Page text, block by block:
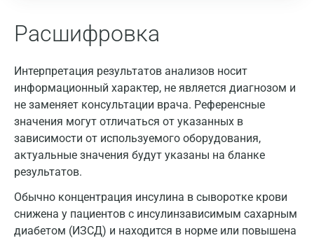
Расшифровка
Интерпретация результатов анализов носит
информационный характер, не является диагнозом и
не заменяет консультации врача. Референсные
значения могут отличаться от указанных в
зависимости от используемого оборудования,
актуальные значения будут указаны на бланке
результатов.
Обычно концентрация инсулина в сыворотке крови
снижена у пациентов с инсулинзависимым сахарным
диабетом (ИЗСД) и находится в норме или повышена